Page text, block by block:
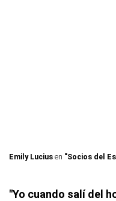
Emily Lucius en "Socios del
"Yo cuando salí del